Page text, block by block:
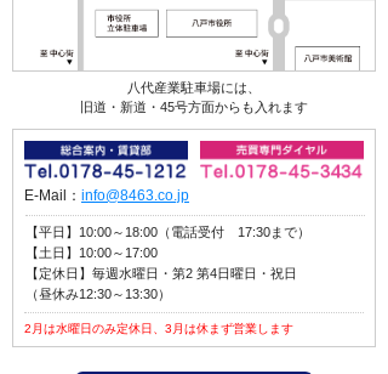
八代産業駐車場には、
旧道・新道・45号方面からも入れます
E-Mail： info@8463.co.jp
【平日】10:00～18:00（電話受付 17:30まで）
【土日】10:00～17:00
【定休日】毎週水曜日・第2 第4日曜日・祝日
（昼休み12:30～13:30）
2月は水曜日のみ定休日、3月は休まず営業します